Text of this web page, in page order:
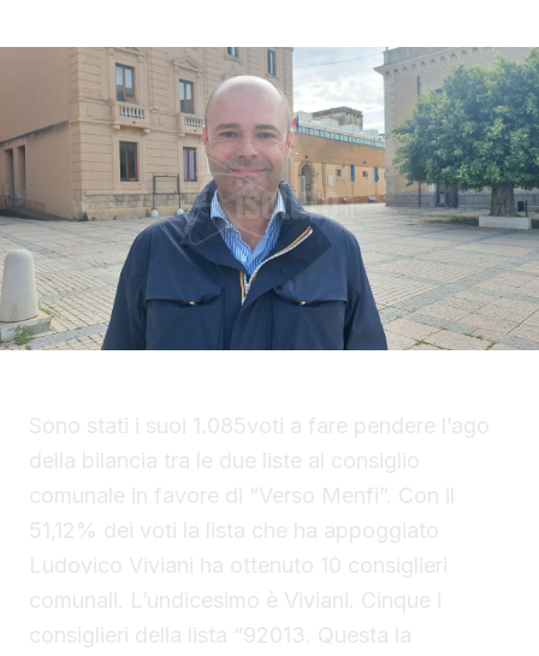
Sono stati i suoi 1.085voti a fare pendere l’ago
della bilancia tra le due liste al consiglio
comunale in favore di “Verso Menfi”. Con il
51,12% dei voti la lista che ha appoggiato
Ludovico Viviani ha ottenuto 10 consiglieri
comunali. L’undicesimo è Viviani. Cinque i
consiglieri della lista “92013. Questa la